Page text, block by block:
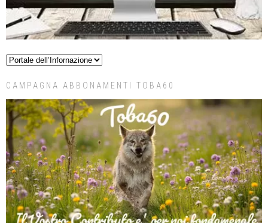
CAMPAGNA ABBONAMENTI TOBA60